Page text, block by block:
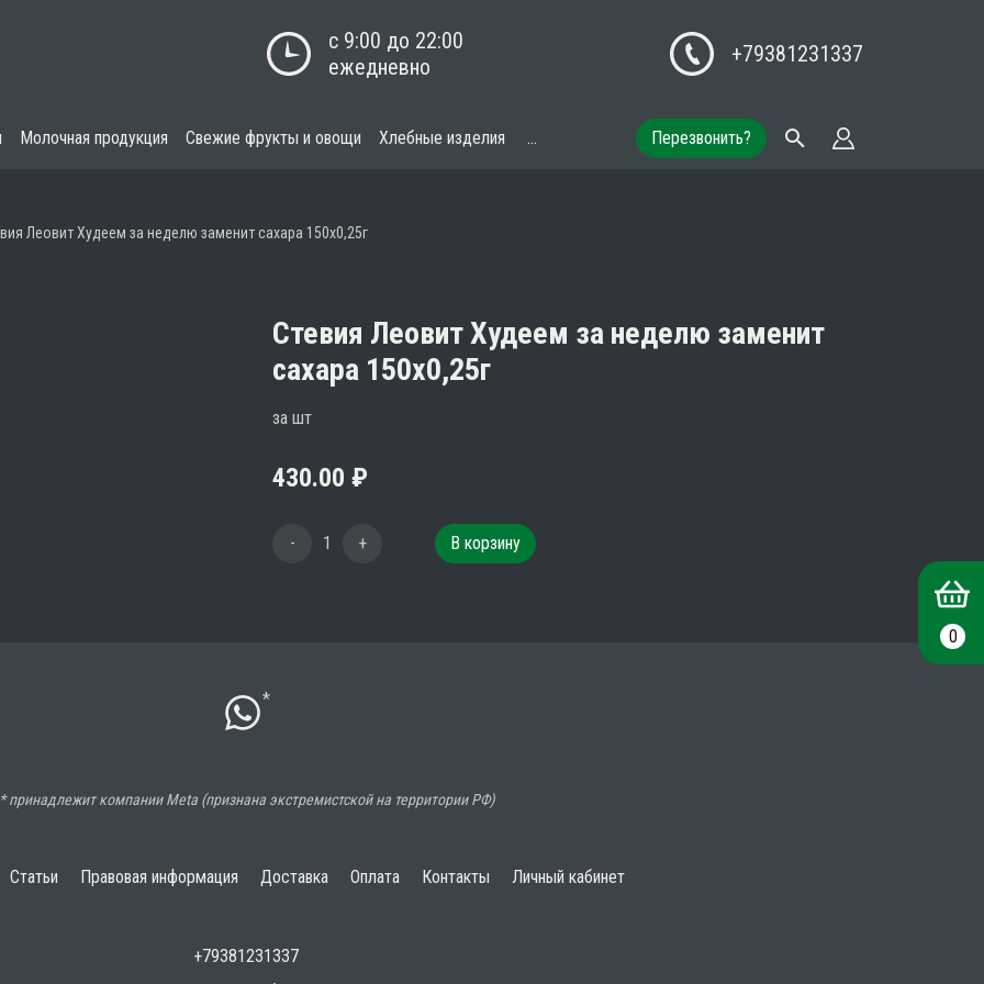
с 9:00 до 22:00
ежедневно
+79381231337
Молочная продукция Свежие фрукты и овощи Хлебные изделия ... Перезвонить?
Леовит Худеем за неделю заменит сахара 150х0,25г
Стевия Леовит Худеем за неделю заменит
сахара 150х0,25г
за шт
430.00 ₽
- 1 + В корзину
*
* принадлежит компании Meta (признана экстремистской на территории РФ)
Статьи Правовая информация Доставка Оплата Контакты Личный кабинет
+79381231337
0